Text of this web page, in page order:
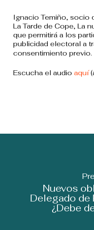
Ignacio Temiño, socio
La Tarde de Cope, La
que permitirá a los
publicidad electoral a
consentimiento previo.
Escucha el audio aquí
Nuevos
Delegado de
¿Debe